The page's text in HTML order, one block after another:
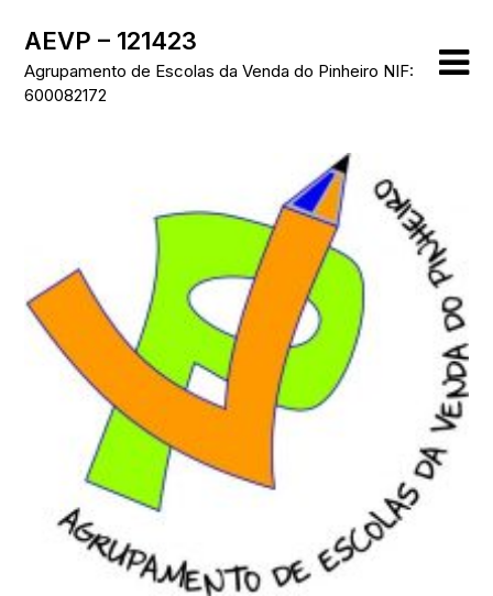
content
AEVP – 121423
Agrupamento de Escolas da Venda do Pinheiro NIF:
600082172